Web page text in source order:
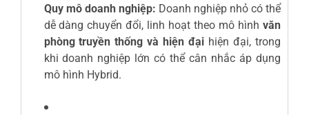
Quy mô doanh nghiệp: Doanh nghiệp nhỏ có thể
dễ dàng chuyển đổi, linh hoạt theo mô hình văn
phòng truyền thống và hiện đại hiện đại, trong
khi doanh nghiệp lớn có thể cân nhắc áp dụng
mô hình Hybrid.